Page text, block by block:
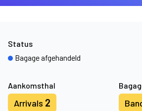
Aankomsthal
Arrivals 2
Status
Bagage afgehandeld